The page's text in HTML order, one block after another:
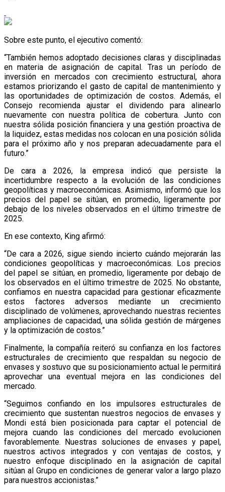
Sobre este punto, el ejecutivo comentó:
“También hemos adoptado decisiones claras y disciplinadas
en materia de asignación de capital. Tras un período de
inversión en mercados con crecimiento estructural, ahora
estamos priorizando el gasto de capital de mantenimiento y
las oportunidades de optimización de costos. Además, el
Consejo recomienda ajustar el dividendo para alinearlo
nuevamente con nuestra política de cobertura. Junto con
nuestra sólida posición financiera y una gestión proactiva de
la liquidez, estas medidas nos colocan en una posición sólida
para el próximo año y nos preparan adecuadamente para el
futuro.”
De cara a 2026, la empresa indicó que persiste la
incertidumbre respecto a la evolución de las condiciones
geopolíticas y macroeconómicas. Asimismo, informó que los
precios del papel se sitúan, en promedio, ligeramente por
debajo de los niveles observados en el último trimestre de
2025.
En ese contexto, King afirmó:
“De cara a 2026, sigue siendo incierto cuándo mejorarán las
condiciones geopolíticas y macroeconómicas. Los precios
del papel se sitúan, en promedio, ligeramente por debajo de
los observados en el último trimestre de 2025. No obstante,
confiamos en nuestra capacidad para gestionar eficazmente
estos factores adversos mediante un crecimiento
disciplinado de volúmenes, aprovechando nuestras recientes
ampliaciones de capacidad, una sólida gestión de márgenes
y la optimización de costos.”
Finalmente, la compañía reiteró su confianza en los factores
estructurales de crecimiento que respaldan su negocio de
envases y sostuvo que su posicionamiento actual le permitirá
aprovechar una eventual mejora en las condiciones del
mercado.
“Seguimos confiando en los impulsores estructurales de
crecimiento que sustentan nuestros negocios de envases y
Mondi está bien posicionada para captar el potencial de
mejora cuando las condiciones del mercado evolucionen
favorablemente. Nuestras soluciones de envases y papel,
nuestros activos integrados y con ventajas de costos, y
nuestro enfoque disciplinado en la asignación de capital
sitúan al Grupo en condiciones de generar valor a largo plazo
para nuestros accionistas.”